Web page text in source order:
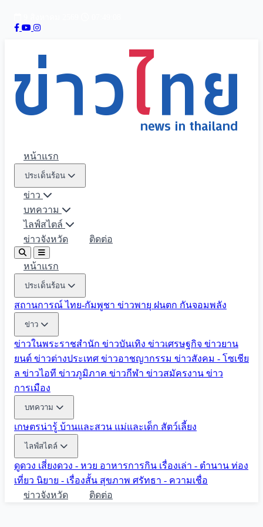
หน้าแรก
ประเด็นร้อน
ข่าว
บทความ
ไลฟ์สไตล์
ข่าวจังหวัด
ติดต่อ
หน้าแรก
ประเด็นร้อน
สถานการณ์ ไทย-กัมพูชา ข่าวพายุ ฝนตก กันจอมพลัง
ข่าว
ข่าวในพระราชสำนัก ข่าวบันเทิง ข่าวเศรษฐกิจ ข่าวยาน
ยนต์ ข่าวต่างประเทศ ข่าวอาชญากรรม ข่าวสังคม - โซเชีย
ล ข่าวไอที ข่าวภูมิภาค ข่าวกีฬา ข่าวสมัครงาน ข่าว
การเมือง
บทความ
เกษตรน่ารู้ บ้านและสวน แม่และเด็ก สัตว์เลี้ยง
ไลฟ์สไตล์
ดูดวง เสี่ยงดวง - หวย อาหารการกิน เรื่องเล่า - ตำนาน ท่อง
เที่ยว นิยาย - เรื่องสั้น สุขภาพ ศรัทธา - ความเชื่อ
ข่าวจังหวัด
ติดต่อ